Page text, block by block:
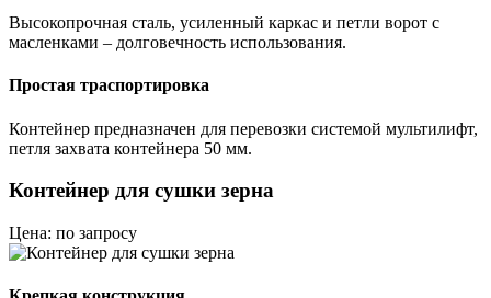
Высокопрочная сталь, усиленный каркас и петли ворот с
масленками – долговечность использования.
Простая траспортировка
Контейнер предназначен для перевозки системой мультилифт,
петля захвата контейнера 50 мм.
Контейнер для сушки зерна
Цена: по запросу